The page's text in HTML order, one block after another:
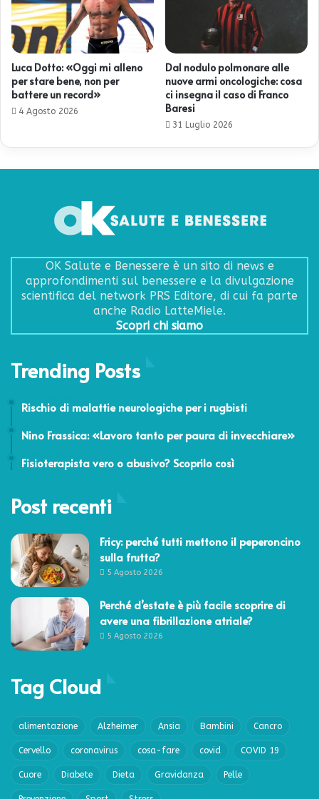
Luca Dotto: «Oggi mi alleno
per stare bene, non per
battere un record»
4 Agosto 2026
Dal nodulo polmonare alle
nuove armi oncologiche: cosa
ci insegna il caso di Franco
Baresi
31 Luglio 2026
OK Salute e Benessere è un sito di news e
approfondimenti sul benessere e la divulgazione
scientifica del network PRS Editore, di cui fa parte
anche Radio LatteMiele.
Scopri chi siamo
Trending Posts
Rischio di malattie neurologiche per i rugbisti
Nino Frassica: «Lavoro tanto per paura di invecchiare»
Fisioterapista vero o abusivo? Scoprilo così
Post recenti
Fricy: perché tutti mettono il peperoncino
sulla frutta?
5 Agosto 2026
Perché d’estate è più facile scoprire di
avere una fibrillazione atriale?
5 Agosto 2026
Tag Cloud
alimentazione Alzheimer Ansia Bambini Cancro
Cervello coronavirus cosa-fare covid COVID 19
Cuore Diabete Dieta Gravidanza Pelle